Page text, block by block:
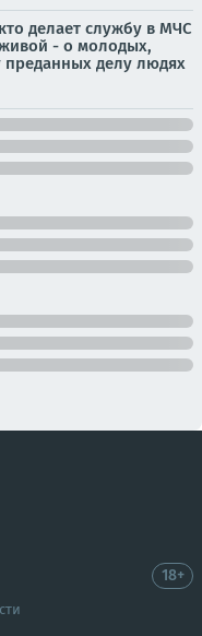
делает службу в МЧС
- о молодых,
делу людях
18+